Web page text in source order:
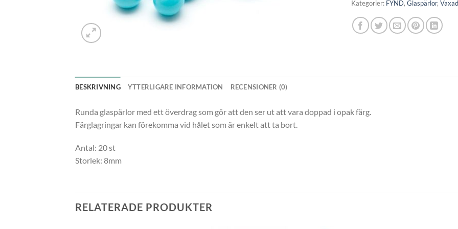
Kategorier: FYND, Glaspärlor,
BESKRIVNING YTTERLIGARE INFORMATION RECENSIONER (0)
Runda glaspärlor med ett överdrag som gör att den ser ut att vara doppad i opak färg.
Färglagringar kan förekomma vid hålet som är enkelt att ta bort.
Antal: 20 st
Storlek: 8mm
RELATERADE PRODUKTER